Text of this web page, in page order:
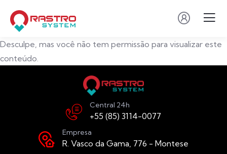
Desculpe, mas você não tem permissão para visualizar este
conteúdo.
Central 24h
+55 (85) 3114-0077
Empresa
R. Vasco da Gama, 776 - Montese